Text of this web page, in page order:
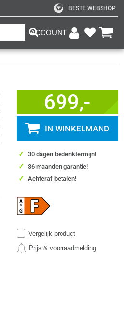
BESTE WEBSHOP
ACCOUNT
699,-
IN WINKELMAND
✓ 30 dagen bedenktermijn!
✓ 36 maanden garantie!
✓ Achteraf betalen!
Vergelijk product
Prijs & voorraadmelding